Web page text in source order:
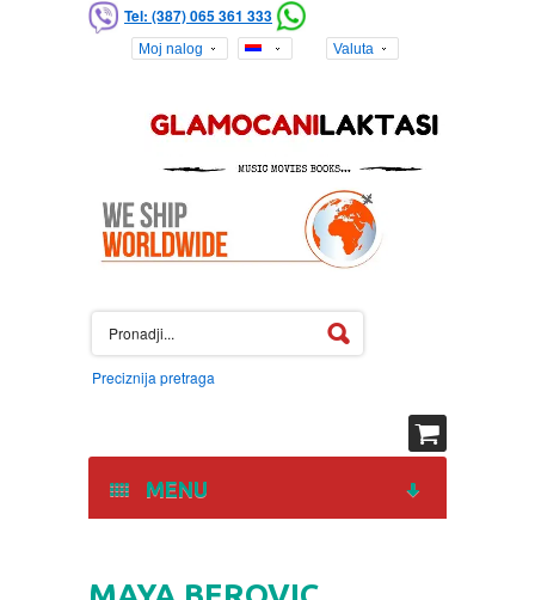
Tel: (387) 065 361 333
Moj nalog Valuta
Preciznija pretraga
MENU